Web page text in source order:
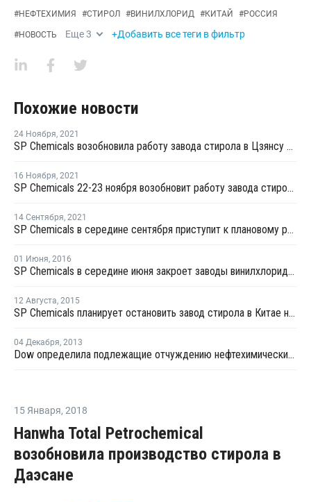
#НЕФТЕХИМИЯ #СТИРОЛ #ВИНИЛХЛОРИД #КИТАЙ #РОССИЯ
#НОВОСТЬ Еще3 +Добавить все теги в фильтр
Похожие новости
24 Ноября, 2021
SP Chemicals возобновила работу завода стирола в Цзянсу после планового ремонта
16 Ноября, 2021
SP Chemicals 22-23 ноября возобновит работу завода стирола в Цзянсу после планового ремонта
14 Сентября, 2021
SP Chemicals в середине сентября приступит к плановому ремонту на заводе стирола в Цзянсу
01 Июня, 2016
SP Chemicals в середине июня закроет заводы винилхлорида на профилактику
12 Августа, 2015
SP Chemicals планирует остановить завод стирола в Китае на профилактику
04 Декабря, 2013
Dow определила подлежащие отчуждению нефтехимические предприятия
15 Января, 2018
Hanwha Total Petrochemical
возобновила производство стирола в
Даэсане